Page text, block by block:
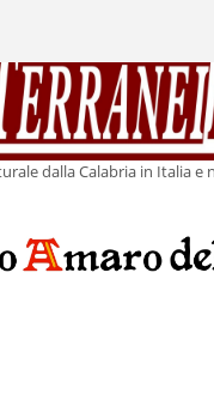
dalla Calabria in Italia e